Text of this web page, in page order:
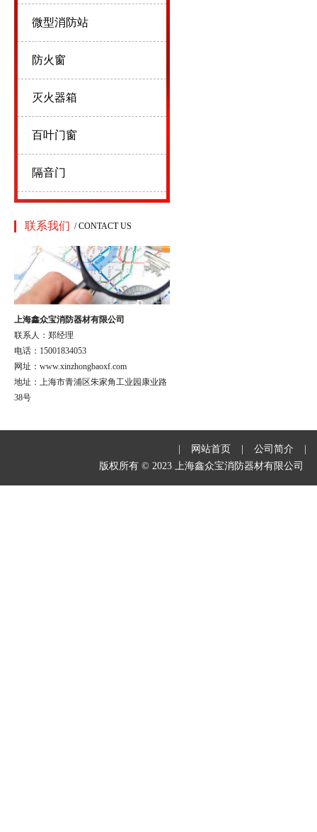
微型消防站
防火窗
灭火器箱
百叶门窗
隔音门
联系我们 / CONTACT US
上海鑫众宝消防器材有限公司
联系人：郑经理
电话：15001834053
网址：www.xinzhongbaoxf.com
地址：上海市青浦区朱家角工业园康业路
38号
网站首页 公司简介
版权所有 © 2023 上海鑫众宝消防器材有限公